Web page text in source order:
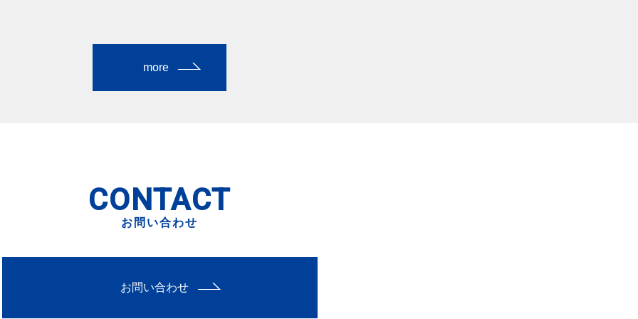
more
CONTACT
お問い合わせ
お問い合わせ